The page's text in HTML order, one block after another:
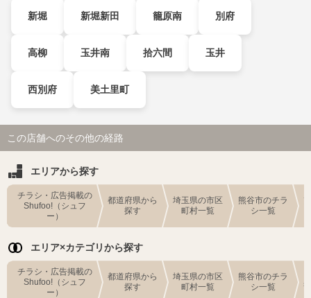
新堀 新堀新田 籠原南 別府
高柳 玉井南 拾六間 玉井
西別府 美土里町
この店舗へのその他の経路
エリアから探す
チラシ・広告掲載の
Shufoo!（シュフ
ー）
都道府県から
探す
埼玉県の市区
町村一覧
熊谷市のチラ
シ一覧
エリア×カテゴリから探す
チラシ・広告掲載の
Shufoo!（シュフ
ー）
都道府県から
探す
埼玉県の市区
町村一覧
熊谷市のチラ
シ一覧